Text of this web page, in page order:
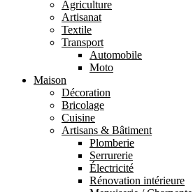
Agriculture
Artisanat
Textile
Transport
Automobile
Moto
Maison
Décoration
Bricolage
Cuisine
Artisans & Bâtiment
Plomberie
Serrurerie
Électricité
Rénovation intérieure